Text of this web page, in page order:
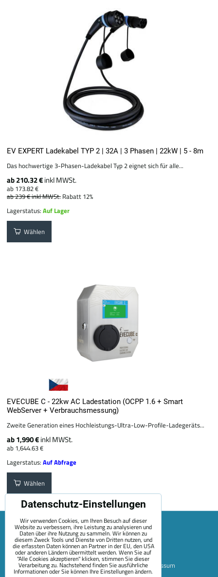
EV EXPERT Ladekabel TYP 2 | 32A | 3 Phasen | 22kW | 5 - 8m
Das hochwertige 3-Phasen-Ladekabel Typ 2 eignet sich für alle...
ab 210.32 €inkl MWSt.
ab 173.82 €
ab 239 €inkl MWSt. Rabatt 12%
Lagerstatus:Auf Lager
Wählen
EVECUBE C - 22kw AC Ladestation (OCPP 1.6 + Smart
WebServer + Verbrauchsmessung)
Zweite Generation eines Hochleistungs-Ultra-Low-Profile-Ladegeräts...
ab 1,990 €inkl MWSt.
ab 1,644.63 €
Lagerstatus:Auf Abfrage
Wählen
Sitemap Allgemeine Geschäftsbedingungen
Impressum
Datenschutz-Einstellungen
Wir verwenden Cookies, um Ihren Besuch auf dieser
Website zu verbessern, ihre Leistung zu analysieren und
Daten über ihre Nutzung zu sammeln. Wir können zu
diesem Zweck Tools und Dienste von Dritten nutzen, und
die erfassten Daten können an Partner in der EU, den USA
oder anderen Ländern übermittelt werden. Wenn Sie auf
"Alle Cookies akzeptieren" klicken, stimmen Sie dieser
Verarbeitung zu. Nachstehend finden Sie ausführliche
Informationen oder Sie können Ihre Einstellungen ändern.